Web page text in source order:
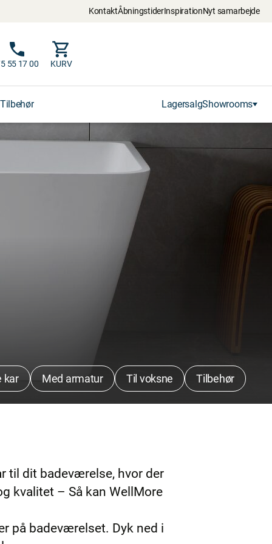
KontaktÅbningstiderInspirationNyt samarbejde
55 17 00 KURV
Tilbehør LagersalgShowrooms
kar Med armatur Til voksne Tilbehør
til dit badeværelse, hvor der
kvalitet – Så kan WellMore
på badeværelset. Dyk ned i